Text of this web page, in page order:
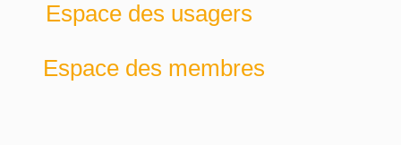
Espace des usagers
Espace des membres